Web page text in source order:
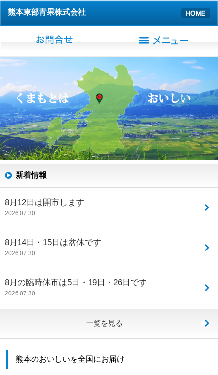
熊本東部青果株式会社
新着情報
8月12日は開市します
2026.07.30
8月14日・15日は盆休です
2026.07.30
8月の臨時休市は5日・19日・26日です
2026.07.30
一覧を見る
熊本のおいしいを全国にお届け